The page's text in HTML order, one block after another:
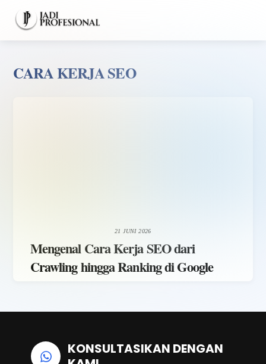
content
CARA KERJA SEO
21 JUNI 2026
Mengenal Cara Kerja SEO dari
Crawling hingga Ranking di Google
KONSULTASIKAN DENGAN